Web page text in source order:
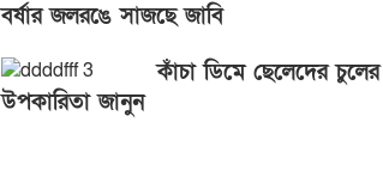
বর্ষার জলরঙে সাজছে জাবি
কাঁচা ডিমে ছেলেদের চুলের
উপকারিতা জানুন